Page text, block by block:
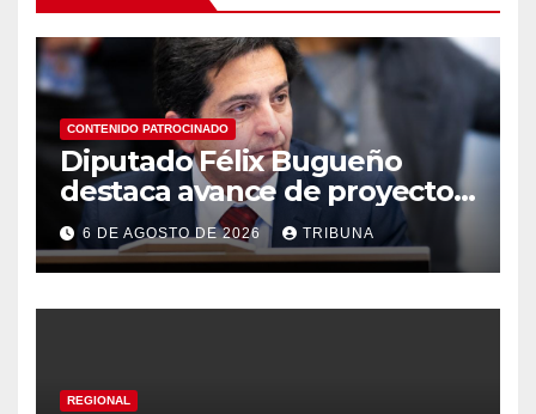
CONTENIDO PATROCINADO
Diputado Félix Bugueño
destaca avance de proyecto
para fortalecer la detección
temprana del cáncer de
tiroides
6 DE AGOSTO DE 2026 TRIBUNA
REGIONAL